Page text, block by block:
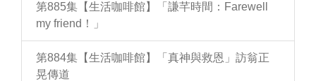
第885集【生活咖啡館】「謙芊時間：Farewell
my friend！」
第884集【生活咖啡館】「真神與救恩」訪翁正
晃傳道